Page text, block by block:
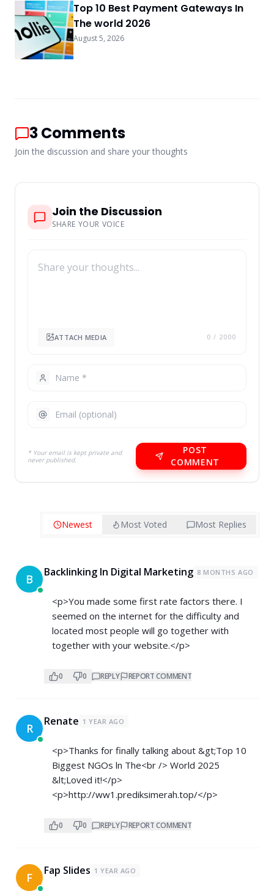
Top 10 Best Payment Gateways In
The world 2026
August 5, 2026
3Comments
Join the discussion and share your thoughts
Join the Discussion
SHARE YOUR VOICE
ATTACH MEDIA 0 / 2000
* Your email is kept private and
never published.
POST
COMMENT
Newest Most Voted Most Replies
B Backlinking In Digital Marketing 8 MONTHS AGO
<p>You made some first rate factors there. I
seemed on the internet for the difficulty and
located most people will go together with
together with your website.</p>
0 0 REPLY REPORT COMMENT
R Renate 1 YEAR AGO
<p>Thanks for finally talking about &gt;Top 10
Biggest NGOs ln The<br /> World 2025
&lt;Loved it!</p>
<p>http://ww1.prediksimerah.top/</p>
0 0 REPLY REPORT COMMENT
F Fap Slides 1 YEAR AGO